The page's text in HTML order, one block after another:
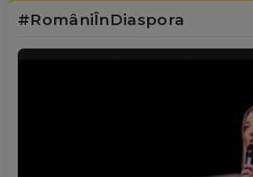
#RomâniÎnDiaspora